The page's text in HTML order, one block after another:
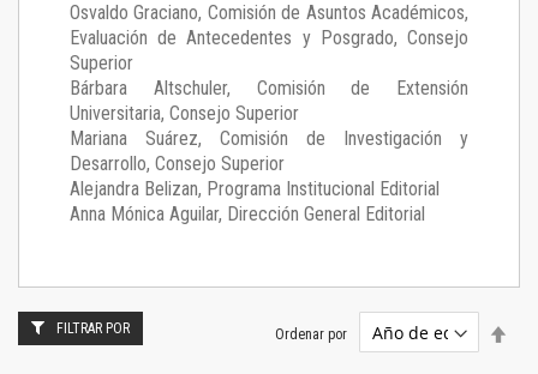
Osvaldo Graciano, Comisión de Asuntos Académicos,
Evaluación de Antecedentes y Posgrado, Consejo
Superior
Bárbara Altschuler, Comisión de Extensión
Universitaria, Consejo Superior
Mariana Suárez, Comisión de Investigación y
Desarrollo, Consejo Superior
Alejandra Belizan, Programa Institucional Editorial
Anna Mónica Aguilar, Dirección General Editorial
Ordenar por
FILTRAR POR